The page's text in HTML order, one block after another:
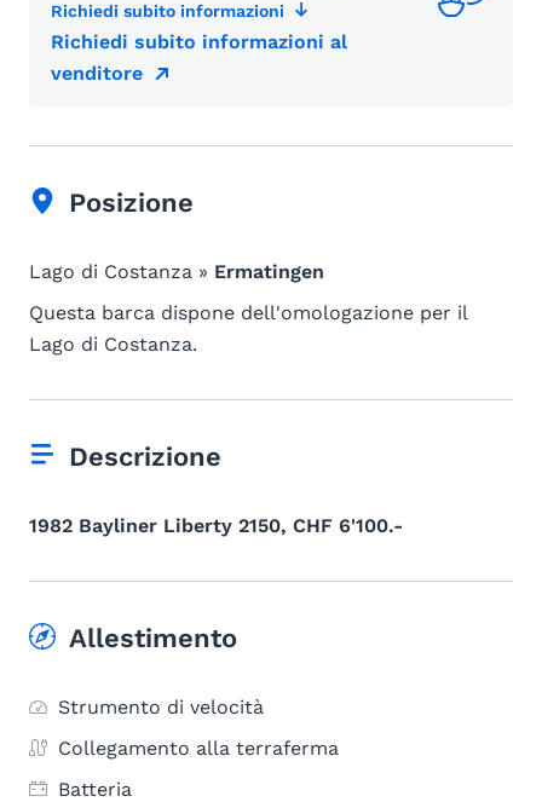
Richiedi subito informazioni
Richiedi subito informazioni al
venditore
Posizione
Lago di Costanza » Ermatingen
Questa barca dispone dell'omologazione per il
Lago di Costanza.
Descrizione
1982 Bayliner Liberty 2150, CHF 6'100.-
Allestimento
Strumento di velocità
Collegamento alla terraferma
Batteria